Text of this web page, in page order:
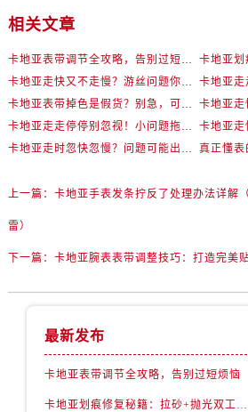
相关文章
卡地亚走
上一篇： 卡地亚手表发条拧反了处理办法详解
雷）
下一篇： 卡地亚腕表表带调整技巧：打造完美
最新发布
卡地亚表带调节全攻略，告别过短烦恼